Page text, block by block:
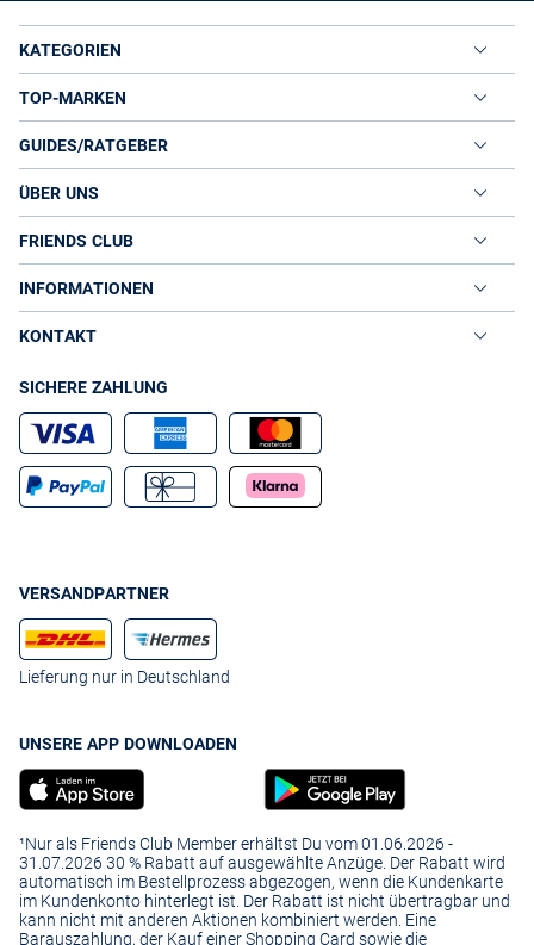
KATEGORIEN
TOP-MARKEN
GUIDES/RATGEBER
ÜBER UNS
FRIENDS CLUB
INFORMATIONEN
KONTAKT
SICHERE ZAHLUNG
VERSANDPARTNER
Lieferung nur in Deutschland
UNSERE APP DOWNLOADEN
¹Nur als Friends Club Member erhältst Du vom 01.06.2026 -
31.07.2026 30 % Rabatt auf ausgewählte Anzüge. Der Rabatt wird
automatisch im Bestellprozess abgezogen, wenn die Kundenkarte
im Kundenkonto hinterlegt ist. Der Rabatt ist nicht übertragbar und
kann nicht mit anderen Aktionen kombiniert werden. Eine
Barauszahlung, der Kauf einer Shopping Card sowie die